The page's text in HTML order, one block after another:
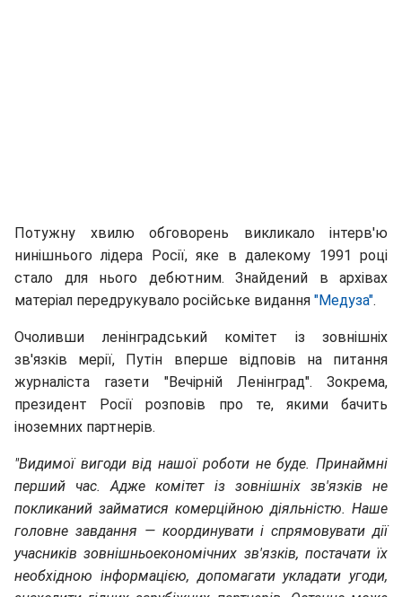
Потужну хвилю обговорень викликало інтерв'ю
нинішнього лідера Росії, яке в далекому 1991 році
стало для нього дебютним. Знайдений в архівах
матеріал передрукувало російське видання "Медуза".
Очоливши ленінградський комітет із зовнішніх
зв'язків мерії, Путін вперше відповів на питання
журналіста газети "Вечірній Ленінград". Зокрема,
президент Росії розповів про те, якими бачить
іноземних партнерів.
"Видимої вигоди від нашої роботи не буде. Принаймні
перший час. Адже комітет із зовнішніх зв'язків не
покликаний займатися комерційною діяльністю. Наше
головне завдання — координувати і спрямовувати дії
учасників зовнішньоекономічних зв'язків, постачати їх
необхідною інформацією, допомагати укладати угоди,